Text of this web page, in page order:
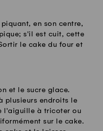
en son centre,
s'il est cuit, cette
le cake du four et
et le sucre glace.
plusieurs endroits le
l'aiguille à tricoter ou
sur le cake.